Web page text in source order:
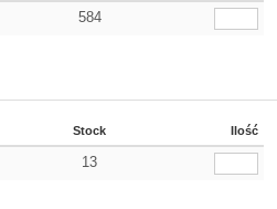
584
Stock Ilość
13